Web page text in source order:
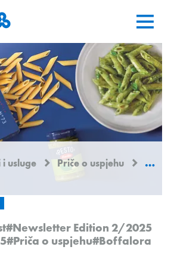
usluge Priče o uspjehu Barilla
#Newsletter Edition 2/2025
#Priča o uspjehu#Boffalora